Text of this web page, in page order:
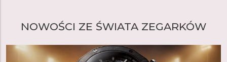
NOWOŚCI ZE ŚWIATA ZEGARKÓW